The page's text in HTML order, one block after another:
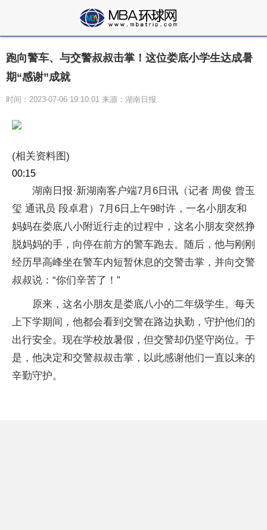
跑向警车、与交警叔叔击掌！这位娄底小学生达成暑
期“感谢”成就
时间：2023-07-06 19:10:01 来源：湖南日报
(相关资料图)
00:15
湖南日报·新湖南客户端7月6日讯（记者 周俊 曾玉
玺 通讯员 段卓君）7月6日上午9时许，一名小朋友和
妈妈在娄底八小附近行走的过程中，这名小朋友突然挣
脱妈妈的手，向停在前方的警车跑去。随后，他与刚刚
经历早高峰坐在警车内短暂休息的交警击掌，并向交警
叔叔说：“你们辛苦了！”
原来，这名小朋友是娄底八小的二年级学生。每天
上下学期间，他都会看到交警在路边执勤，守护他们的
出行安全。现在学校放暑假，但交警却仍坚守岗位。于
是，他决定和交警叔叔击掌，以此感谢他们一直以来的
辛勤守护。